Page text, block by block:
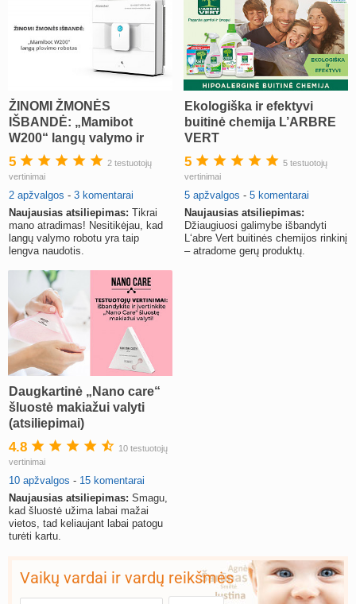
ŽINOMI ŽMONĖS
IŠBANDĖ: „Mamibot
W200“ langų valymo ir
siurbimo robotas
5
2 testuotojų
vertinimai
2 apžvalgos - 3 komentarai
Naujausias atsiliepimas: Tikrai
mano atradimas! Nesitikėjau, kad
langų valymo robotu yra taip
lengva naudotis.
Ekologiška ir efektyvi
buitinė chemija L’ARBRE
VERT
5
5 testuotojų
vertinimai
5 apžvalgos - 5 komentarai
Naujausias atsiliepimas:
Džiaugiuosi galimybe išbandyti
L‘abre Vert buitinės chemijos rinkinį
– atradome gerų produktų.
Daugkartinė „Nano care“
šluostė makiažui valyti
(atsiliepimai)
4.8
10 testuotojų
vertinimai
10 apžvalgos - 15 komentarai
Naujausias atsiliepimas: Smagu,
kad šluostė užima labai mažai
vietos, tad keliaujant labai patogu
turėti kartu.
Vaikų vardai ir vardų reikšmės